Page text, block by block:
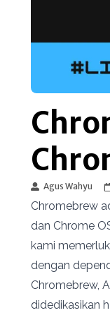
Agus Wahyu
Chromebrew
dan Chrome
kami
dengan
Chromebrew,
didedikasikan